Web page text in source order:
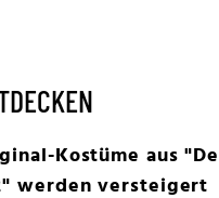
Kostüme aus
werden versteigert